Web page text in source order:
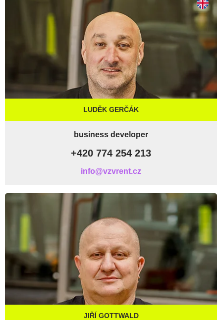
LUDĚK GERČÁK
business developer
+420 774 254 213
info@vzvrent.cz
JIŘÍ GOTTWALD